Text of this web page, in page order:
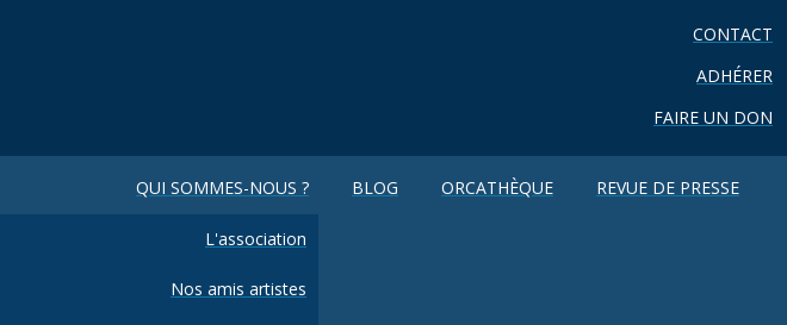
CONTACT
ADHÉRER
FAIRE UN DON
QUI SOMMES-NOUS ?
L'association
Nos amis artistes
BLOG ORCATHÈQUE REVUE DE PRESSE